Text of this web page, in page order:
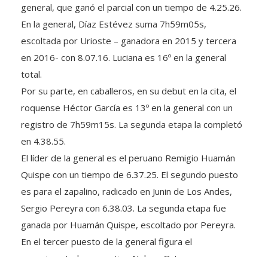
general, que ganó el parcial con un tiempo de 4.25.26.
En la general, Díaz Estévez suma 7h59m05s,
escoltada por Urioste – ganadora en 2015 y tercera
en 2016- con 8.07.16. Luciana es 16º en la general
total.
Por su parte, en caballeros, en su debut en la cita, el
roquense Héctor García es 13º en la general con un
registro de 7h59m15s. La segunda etapa la completó
en 4.38.55.
El líder de la general es el peruano Remigio Huamán
Quispe con un tiempo de 6.37.25. El segundo puesto
es para el zapalino, radicado en Junin de Los Andes,
Sergio Pereyra con 6.38.03. La segunda etapa fue
ganada por Huamán Quispe, escoltado por Pereyra.
En el tercer puesto de la general figura el